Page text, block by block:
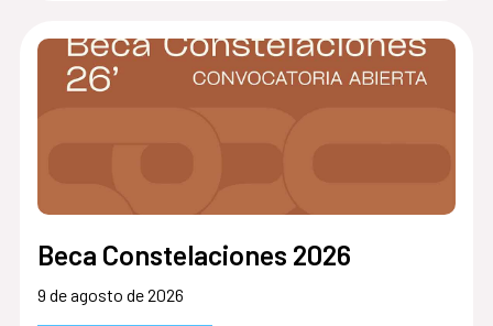
Beca Constelaciones 2026
9 de agosto de 2026